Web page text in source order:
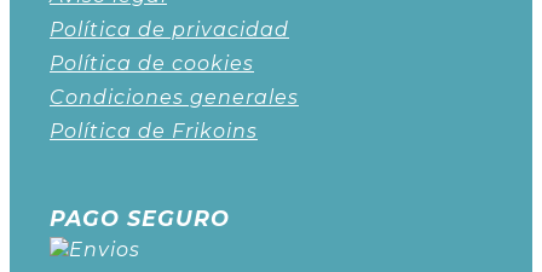
Política de privacidad
Política de cookies
Condiciones generales
Política de Frikoins
PAGO SEGURO